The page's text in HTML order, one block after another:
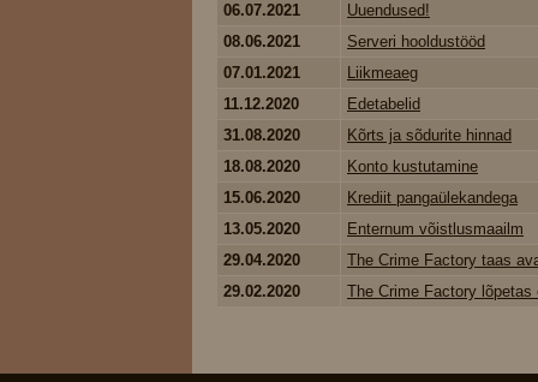
06.07.2021
Uuendused!
08.06.2021
Serveri hooldustööd
07.01.2021
Liikmeaeg
11.12.2020
Edetabelid
31.08.2020
Kõrts ja sõdurite hinnad
18.08.2020
Konto kustutamine
15.06.2020
Krediit pangaülekandega
13.05.2020
Enternum võistlusmaailm
29.04.2020
The Crime Factory taas
29.02.2020
The Crime Factory